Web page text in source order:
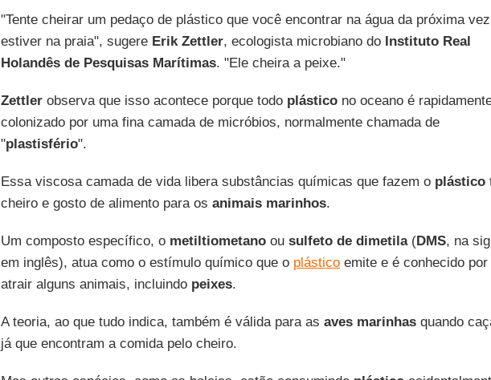
"Tente cheirar um pedaço de plástico que você encontrar na água da próxima
estiver na praia", sugere Erik Zettler, ecologista microbiano do Instituto Real
Holandês de Pesquisas Marítimas. "Ele cheira a peixe."
Zettlerobserva que isso acontece porque todo plásticono oceano é
colonizado por uma fina camada de micróbios, normalmente chamada de
"plastisfério".
Essa viscosa camada de vida libera substâncias químicas que fazem o plástico
cheiro e gosto de alimento para os animais marinhos.
Um composto específico, o metiltiometanoou sulfeto de dimetila(DMS, na
em inglês), atua como o estímulo químico que o plásticoemite e é conhecido por
atrair alguns animais, incluindo peixes.
A teoria, ao que tudo indica, também é válida para as aves marinhasquando
já que encontram a comida pelo cheiro.